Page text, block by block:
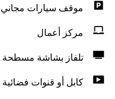
موقف سيارات مجاني
مركز أعمال
تلفاز بشاشة مسطحة
كابل أو قنوات فضائية